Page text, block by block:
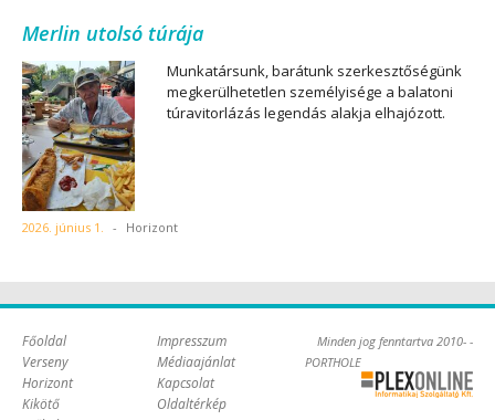
Merlin utolsó túrája
Munkatársunk, barátunk szerkesztőségünk
megkerülhetetlen személyisége a balatoni
túravitorlázás legendás alakja elhajózott.
2026. június 1. - Horizont
Főoldal
Verseny
Horizont
Kikötő
Impresszum
Médiaajánlat
Kapcsolat
Oldaltérkép
Minden jog fenntartva 2010- -
PORTHOLE
Online Kft. -